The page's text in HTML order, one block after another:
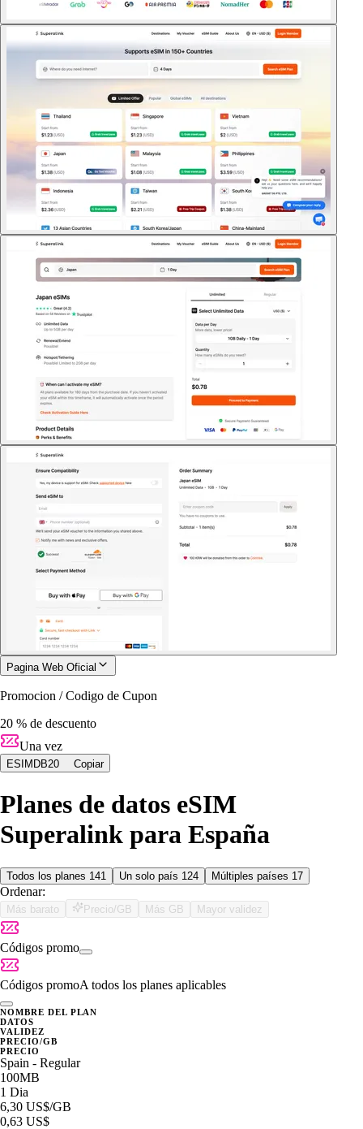
Pagina Web Oficial
Promocion / Codigo de Cupon
20 % de descuento
Una vez
ESIMDB20 Copiar
Planes de datos eSIM
Superalink para España
Todos los planes 141 Un solo país 124 Múltiples países 17
Ordenar:
Más barato Precio/GB Más GB Mayor validez
Códigos promo
Códigos promoA todos los planes aplicables
NOMBRE DEL PLAN
DATOS
VALIDEZ
PRECIO/GB
PRECIO
Spain - Regular
100MB
1 Dia
6,30 US$/GB
0,63 US$